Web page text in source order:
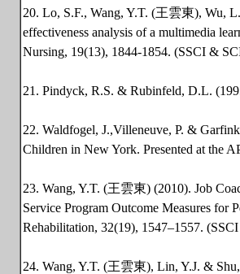
20. Lo, S.F., Wang, Y.T. (王雲東), Wu,
effectiveness analysis of a multimedia
Nursing, 19(13), 1844-1854. (SSCI &
21. Pindyck, R.S. & Rubinfeld, D.L.
22. Waldfogel, J.,Villeneuve, P. &
Children in New York. Presented at the
23. Wang, Y.T. (王雲東) (2010). Job
Service Program Outcome Measures for
Rehabilitation, 32(19), 1547–1557.
24. Wang, Y.T. (王雲東), Lin, Y.J. &